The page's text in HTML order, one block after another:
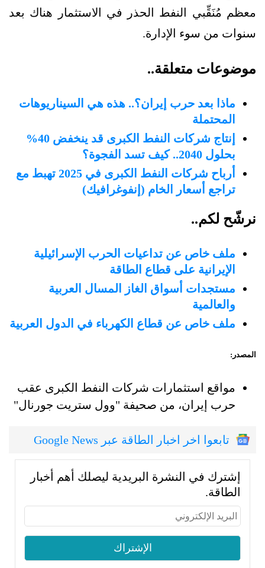
معظم مُنَقِّبي النفط الحذر في الاستثمار هناك بعد
سنوات من سوء الإدارة.
موضوعات متعلقة..
ماذا بعد حرب إيران؟.. هذه هي السيناريوهات
المحتملة
إنتاج شركات النفط الكبرى قد ينخفض 40%
بحلول 2040.. كيف تسد الفجوة؟
أرباح شركات النفط الكبرى في 2025 تهبط مع
تراجع أسعار الخام (إنفوغرافيك)
نرشّح لكم..
ملف خاص عن تداعيات الحرب الإسرائيلية
الإيرانية على قطاع الطاقة
مستجدات أسواق الغاز المسال العربية
والعالمية
ملف خاص عن قطاع الكهرباء في الدول العربية
المصدر:
مواقع استثمارات شركات النفط الكبرى عقب
حرب إيران، من صحيفة "وول ستريت جورنال"
تابعوا اخر اخبار الطاقة عبر Google News
إشترك في النشرة البريدية ليصلك أهم أخبار
الطاقة.